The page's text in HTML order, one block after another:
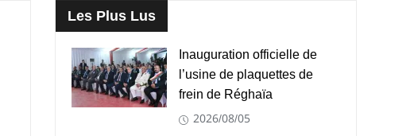
Les Plus Lus
Inauguration officielle de
l’usine de plaquettes de
frein de Réghaïa
2026/08/05